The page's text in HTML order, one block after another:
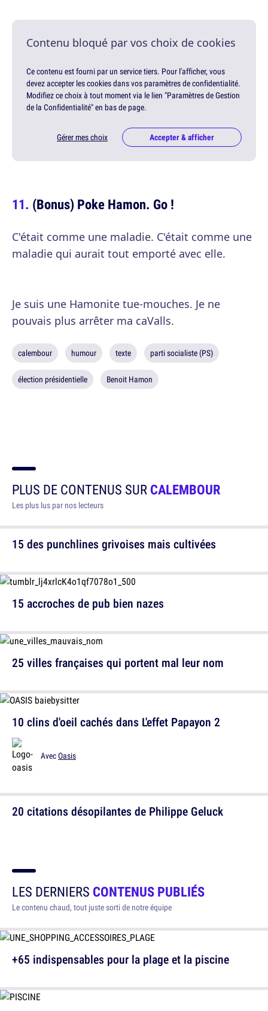
Contenu bloqué par vos choix de cookies
Ce contenu est fourni par un service tiers. Pour l'afficher, vous
devez accepter les cookies dans vos paramètres de confidentialité.
Modifiez ce choix à tout moment via le lien "Paramètres de Gestion
de la Confidentialité" en bas de page.
Gérer mes choix Accepter & afficher
(Bonus) Poke Hamon. Go !
C'était comme une maladie. C'était comme une
maladie qui aurait tout emporté avec elle.
Je suis une Hamonite tue-mouches. Je ne
pouvais plus arrêter ma caValls.
calembour humour texte parti socialiste (PS)
élection présidentielle Benoit Hamon
PLUS DE CONTENUS SURCALEMBOUR
Les plus lus par nos lecteurs
15 des punchlines grivoises mais cultivées
15 accroches de pub bien nazes
10 clins d'oeil cachés dans L'effet Papayon 2
AvecOasis
25 villes françaises qui portent mal leur nom
20 citations désopilantes de Philippe Geluck
LES DERNIERS CONTENUS PUBLIÉS
Le contenu chaud, tout juste sorti de notre équipe
+65 indispensables pour la plage et la piscine